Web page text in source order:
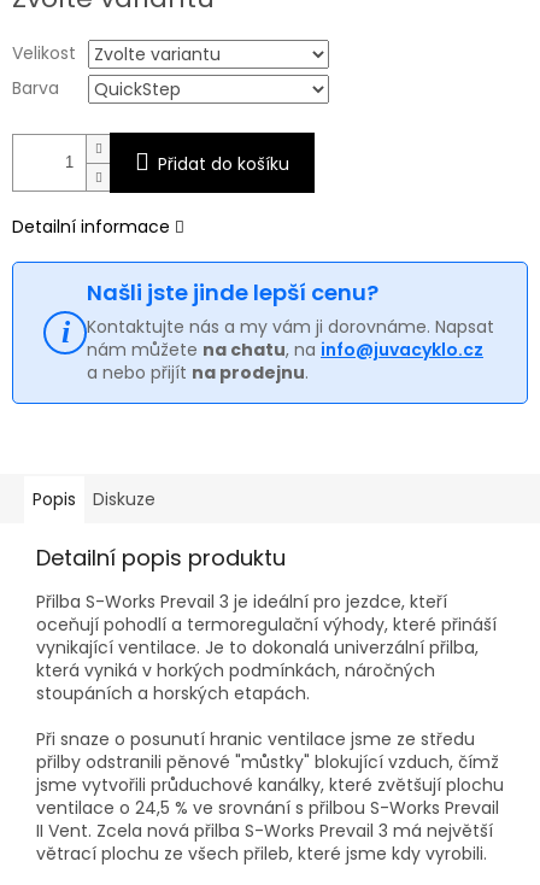
Velikost
Barva
Přidat do košíku
Detailní informace
Našli jste jinde lepší cenu?
Kontaktujte nás a my vám ji dorovnáme. Napsat
nám můžete na chatu, na info@juvacyklo.cz
a nebo přijít na prodejnu.
Popis Diskuze
Detailní popis produktu
Přilba S-Works Prevail 3 je ideální pro jezdce, kteří
oceňují pohodlí a termoregulační výhody, které přináší
vynikající ventilace. Je to dokonalá univerzální přilba,
která vyniká v horkých podmínkách, náročných
stoupáních a horských etapách.
Při snaze o posunutí hranic ventilace jsme ze středu
přilby odstranili pěnové "můstky" blokující vzduch, čímž
jsme vytvořili průduchové kanálky, které zvětšují plochu
ventilace o 24,5 % ve srovnání s přilbou S-Works Prevail
II Vent. Zcela nová přilba S-Works Prevail 3 má největší
větrací plochu ze všech přileb, které jsme kdy vyrobili.